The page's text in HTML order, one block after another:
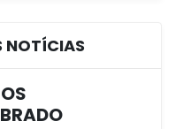
NOTÍCIAS